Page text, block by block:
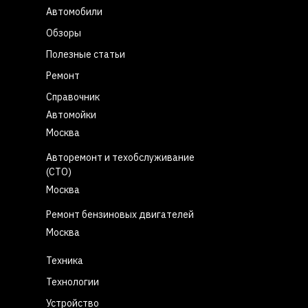
Автомобили
Обзоры
Полезные статьи
Ремонт
Справочник
Автомойки
Москва
Авторемонт и техобслуживание
(СТО)
Москва
Ремонт бензиновых двигателей
Москва
Техника
Технологии
Устройство